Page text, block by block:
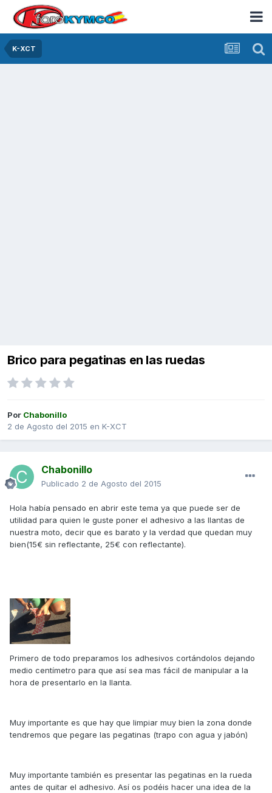
K-XCT
Brico para pegatinas en las ruedas
Por Chabonillo
2 de Agosto del 2015 en K-XCT
Chabonillo
Publicado 2 de Agosto del 2015
Hola había pensado en abrir este tema ya que puede ser de
utilidad para quien le guste poner el adhesivo a las llantas de
nuestra moto, decir que es barato y la verdad que quedan muy
bien(15€ sin reflectante, 25€ con reflectante).
Primero de todo preparamos los adhesivos cortándolos dejando
medio centímetro para que así sea mas fácil de manipular a la
hora de presentarlo en la llanta.
Muy importante es que hay que limpiar muy bien la zona donde
tendremos que pegare las pegatinas (trapo con agua y jabón)
Muy importante también es presentar las pegatinas en la rueda
antes de quitar el adhesivo. Así os podéis hacer una idea de la